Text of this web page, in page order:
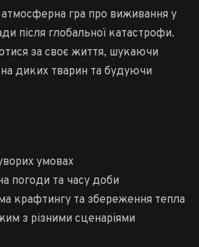
гра про виживання у
після глобальної катастрофи.
за своє життя, шукаючи
диких тварин та будуючи
умовах
погоди та часу доби
крафтингу та збереження тепла
з різними сценаріями